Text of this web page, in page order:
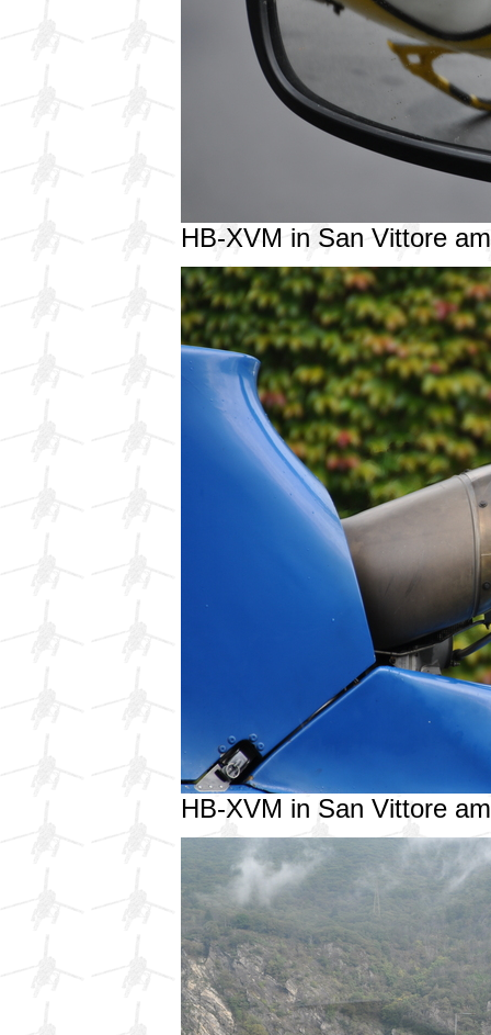
HB-XVM in San Vittore
HB-XVM in San Vittore